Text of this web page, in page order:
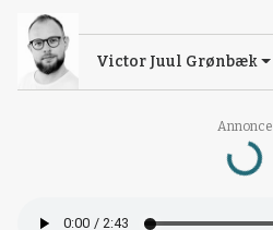
Annonce
Loading...
Victor Juul Grønbæk